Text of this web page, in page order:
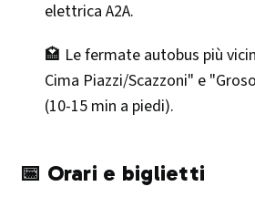
elettrica A2A.
🏩 Le fermate autobus più
Cima Piazzi/Scazzoni" e
(10-15 min a piedi).
📅 Orari e biglietti